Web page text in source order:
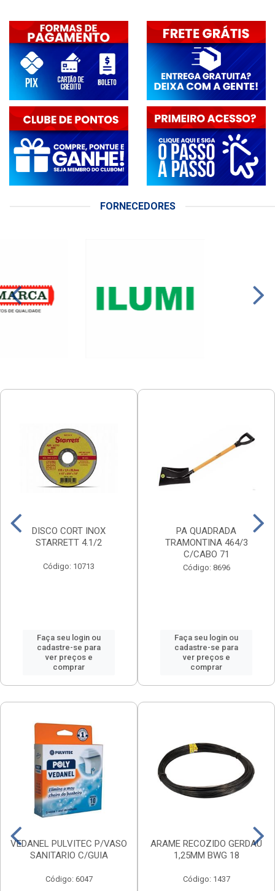
FORNECEDORES
DISCO CORT INOX
STARRETT 4.1/2
Código: 10713
Faça seu login ou
cadastre-se para
ver preços e
comprar
PA QUADRADA
TRAMONTINA 464/3
C/CABO 71
Código: 8696
Faça seu login ou
cadastre-se para
ver preços e
comprar
VEDANEL PULVITEC P/VASO
SANITARIO C/GUIA
Código: 6047
ARAME RECOZIDO GERDAU
1,25MM BWG 18
Código: 1437